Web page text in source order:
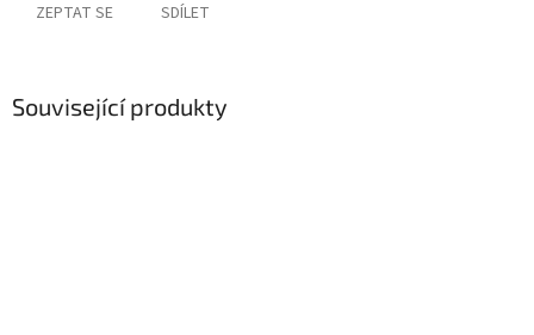
ZEPTAT SE SDÍLET
Související produkty